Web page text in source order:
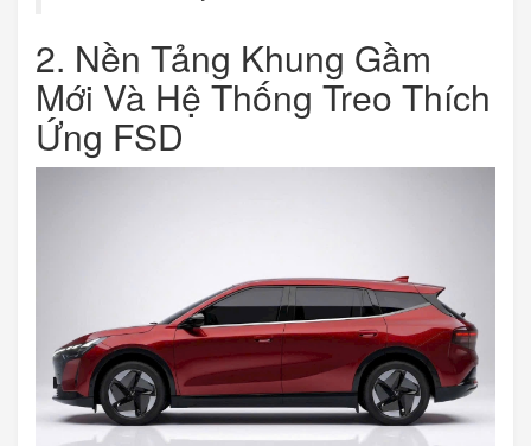
2. Nền Tảng Khung Gầm
Mới Và Hệ Thống Treo Thích
Ứng FSD